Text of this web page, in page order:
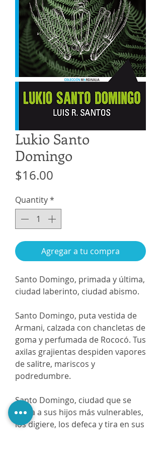
Lukio Santo
Domingo
$16.00
Quantity*
Agregar a tu compra
Santo Domingo, primada y última,
ciudad laberinto, ciudad abismo.
Santo Domingo, puta vestida de
Armani, calzada con chancletas de
goma y perfumada de Rococó. Tus
axilas grajientas despiden vapores
de salitre, mariscos y
podredumbre.
Santo Domingo, ciudad que se
traga a sus hijos más vulnerables,
los digiere, los defeca y tira en sus